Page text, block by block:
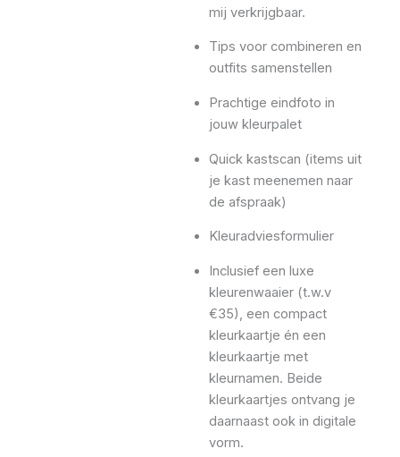
mij verkrijgbaar.
Tips voor combineren en
outfits samenstellen
Prachtige eindfoto in
jouw kleurpalet
Quick kastscan (items uit
je kast meenemen naar
de afspraak)
Kleuradviesformulier
Inclusief een luxe
kleurenwaaier (t.w.v
€35), een compact
kleurkaartje én een
kleurkaartje met
kleurnamen. Beide
kleurkaartjes ontvang je
daarnaast ook in digitale
vorm.